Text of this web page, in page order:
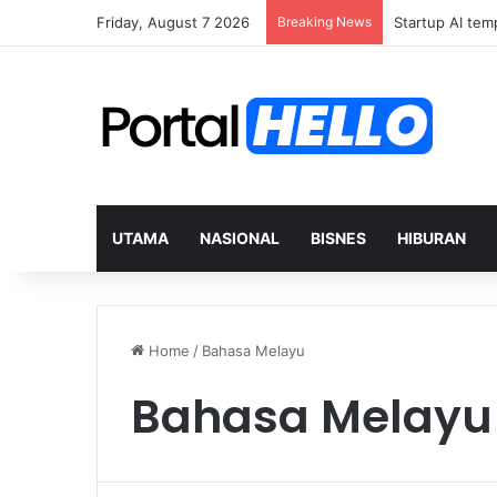
Friday, August 7 2026 Breaking News
UTAMA NASIONAL BISNES HIBURAN
Home / Bahasa Melayu
Bahasa Melayu